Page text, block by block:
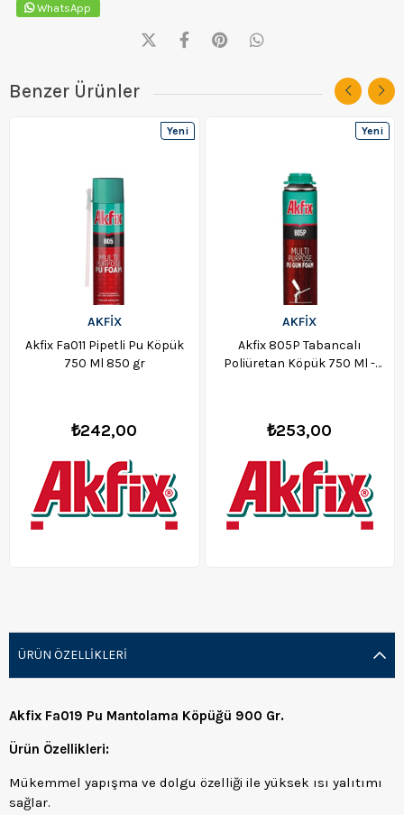
WhatsApp
Benzer Ürünler
AKFİX
Akfix Fa011 Pipetli Pu Köpük
750 Ml 850 gr
₺242,00
Yeni
AKFİX
Akfix 805P Tabancalı
Poliüretan Köpük 750 Ml -
₺253,00
Yeni
ÜRÜN ÖZELLIKLERI
Akfix Fa019 Pu Mantolama Köpüğü 900 Gr.
Ürün Özellikleri:
Mükemmel yapışma ve dolgu özelliği ile yüksek ısı yalıtımı
sağlar.